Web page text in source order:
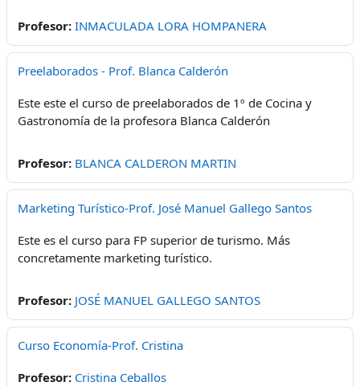
Profesor: INMACULADA LORA HOMPANERA
Preelaborados - Prof. Blanca Calderón
Este este el curso de preelaborados de 1º de Cocina y
Gastronomía de la profesora Blanca Calderón
Profesor: BLANCA CALDERON MARTIN
Marketing Turístico-Prof. José Manuel Gallego Santos
Este es el curso para FP superior de turismo. Más
concretamente marketing turístico.
Profesor: JOSÉ MANUEL GALLEGO SANTOS
Curso Economía-Prof. Cristina
Profesor: Cristina Ceballos